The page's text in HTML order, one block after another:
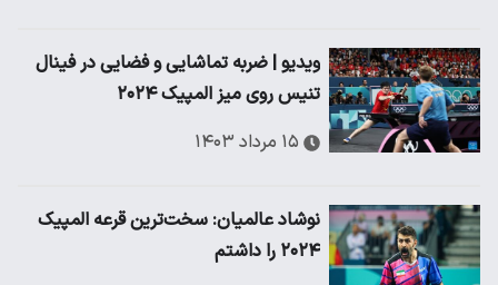
ویدیو | ضربه تماشایی و فضایی در فینال
تنیس روی میز المپیک ۲۰۲۴
۱۵ مرداد ۱۴۰۳
نوشاد عالمیان: سخت‌ترین قرعه المپیک
۲۰۲۴ را داشتم